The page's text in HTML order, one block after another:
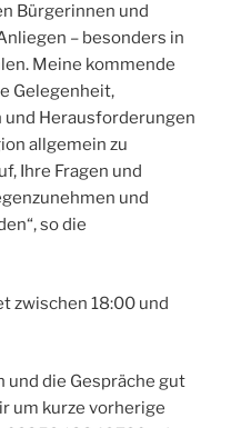
Bürgerinnen und
– besonders in
Meine kommende
Gelegenheit,
Herausforderungen
allgemein zu
Ihre Fragen und
und
so die
zwischen 18:00 und
und die Gespräche gut
um kurze vorherige